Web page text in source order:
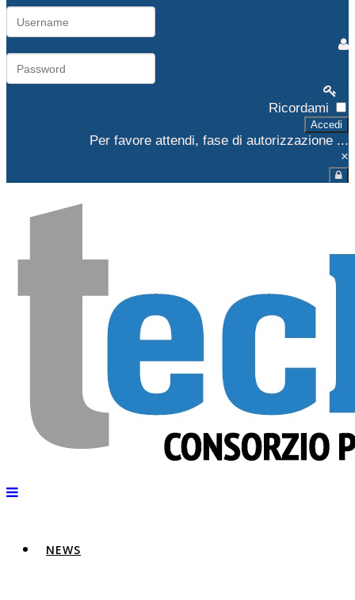
Ricordami
Accedi
Per favore attendi, fase di autorizzazione ...
×
NEWS